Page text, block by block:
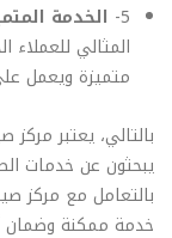
5- الخدمة
المثالي
متميزة ويعمل
بالتالي، يعتبر مركز
يبحثون عن خدمات
بالتعامل مع مركز
خدمة ممكنة وضمان